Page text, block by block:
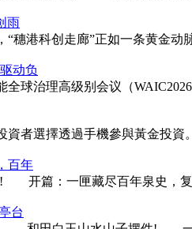
雨
穗港科创走廊”正如一条黄金动
动负
全球治理高级别会议（
者選擇透過手機參與黃金投資
百年
篇：一匣藏尽百年泉史，复
台